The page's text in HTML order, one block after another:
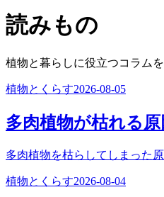
読みもの
植物と暮らしに役立つコラム
植物とくらす2026-08-05
多肉植物が枯れる
多肉植物を枯らしてしまった
植物とくらす2026-08-04